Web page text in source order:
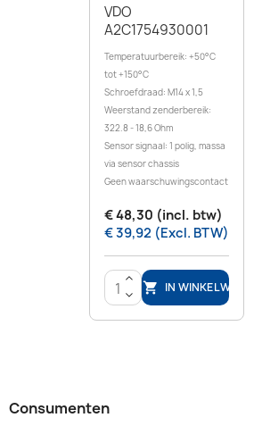
VDO
A2C1754930001
Temperatuurbereik: +50°C
tot +150°C
Schroefdraad: M14 x 1,5
Weerstand zenderbereik:
322.8 - 18,6 Ohm
Sensor signaal: 1 polig, massa
via sensor chassis
Geen waarschuwingscontact
€ 48,30 (incl. btw)
€ 39,92 (Excl. BTW)
>
<
 IN WINKELWAGEN
Consumenten